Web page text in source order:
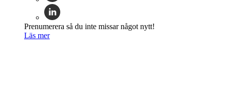
Prenumerera så du inte missar något nytt!
Läs mer